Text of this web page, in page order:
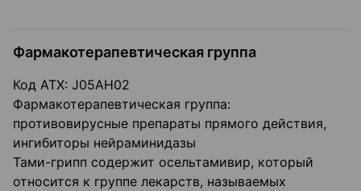
Фармакотерапевтическая группа
Код ATX: J05AH02
Фармакотерапевтическая группа:
противовирусные препараты прямого действия,
ингибиторы нейраминидазы
Тами-грипп содержит осельтамивир, который
относится к группе лекарств, называемых